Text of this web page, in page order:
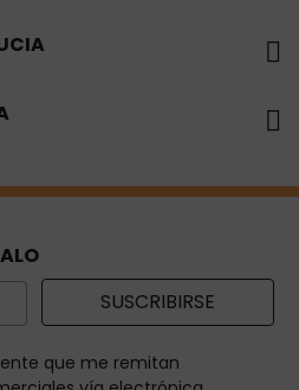
SUSCRIBIRSE
from us?
que me remitan